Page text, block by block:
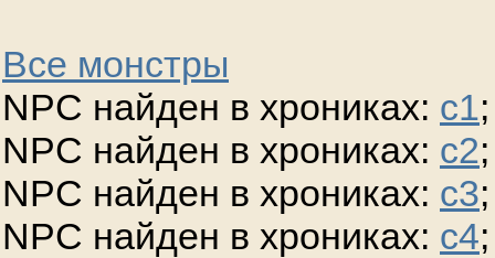
Все монстры
NPC найден в хрониках: c1;
NPC найден в хрониках: c2;
NPC найден в хрониках: c3;
NPC найден в хрониках: c4;